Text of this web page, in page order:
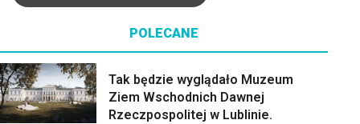
POLECANE
Tak będzie wyglądało Muzeum
Ziem Wschodnich Dawnej
Rzeczpospolitej w Lublinie.